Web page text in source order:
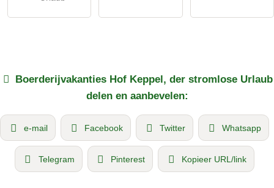
Boerderijvakanties Hof Keppel, der stromlose Urlaub
delen en aanbevelen:
e-mail Facebook Twitter Whatsapp
Telegram Pinterest Kopieer URL/link